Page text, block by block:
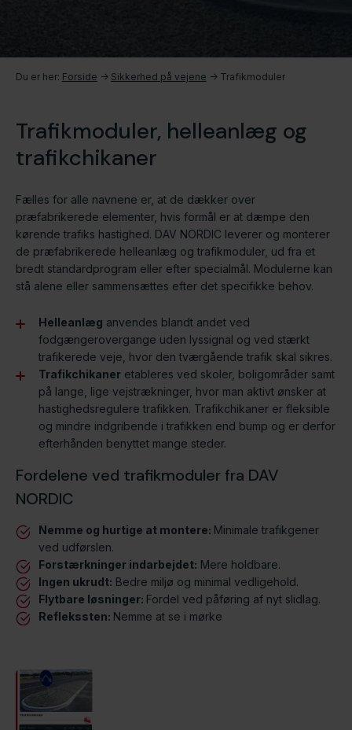
Du er her: Forside -> Sikkerhed på vejene -> Trafikmoduler
Trafikmoduler, helleanlæg og
trafikchikaner
Fælles for alle navnene er, at de dækker over
præfabrikerede elementer, hvis formål er at dæmpe den
kørende trafiks hastighed. DAV NORDIC leverer og monterer
de præfabrikerede helleanlæg og trafikmoduler, ud fra et
bredt standardprogram eller efter specialmål. Modulerne kan
stå alene eller sammensættes efter det specifikke behov.
Helleanlæg anvendes blandt andet ved
fodgængerovergange uden lyssignal og ved stærkt
trafikerede veje, hvor den tværgående trafik skal sikres.
Trafikchikaner etableres ved skoler, boligområder samt
på lange, lige vejstrækninger, hvor man aktivt ønsker at
hastighedsregulere trafikken. Trafikchikaner er fleksible
og mindre indgribende i trafikken end bump og er derfor
efterhånden benyttet mange steder.
Fordelene ved trafikmoduler fra DAV
NORDIC
Nemme og hurtige at montere: Minimale trafikgener
ved udførslen.
Forstærkninger indarbejdet: Mere holdbare.
​Ingen ukrudt: Bedre miljø og minimal vedligehold.
​Flytbare løsninger: Fordel ved påføring af nyt slidlag.
Reflekssten: Nemme at se i mørke​